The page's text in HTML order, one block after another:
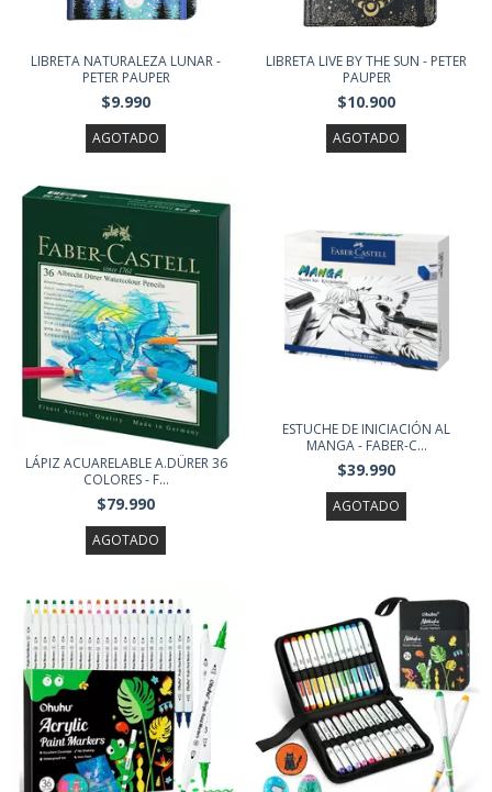
LIBRETA NATURALEZA LUNAR -
PETER PAUPER
$9.990
AGOTADO
LIBRETA LIVE BY THE SUN - PETER
PAUPER
$10.900
AGOTADO
LÁPIZ ACUARELABLE A.DÜRER 36
COLORES - F...
$79.990
AGOTADO
ESTUCHE DE INICIACIÓN AL
MANGA - FABER-C...
$39.990
AGOTADO